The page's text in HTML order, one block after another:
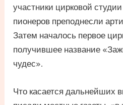
участники цирковой
пионеров преподнесли
Затем началось первое
получившее название
чудес».
Что касается дальнейших